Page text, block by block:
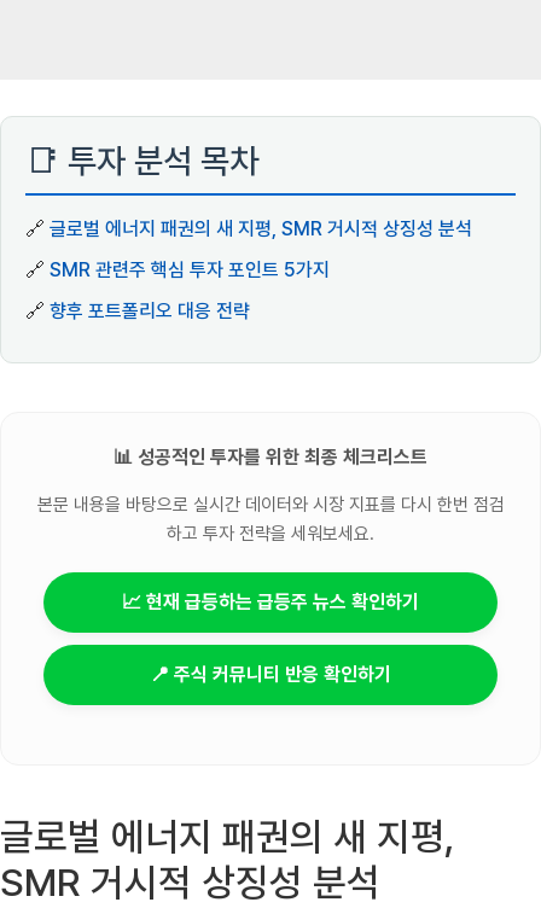
📑 투자 분석 목차
🔗 글로벌 에너지 패권의 새 지평, SMR 거시적 상징성 분석
🔗 SMR 관련주 핵심 투자 포인트 5가지
🔗 향후 포트폴리오 대응 전략
📊 성공적인 투자를 위한 최종 체크리스트
본문 내용을 바탕으로 실시간 데이터와 시장 지표를 다시 한번 점검
하고 투자 전략을 세워보세요.
📈 현재 급등하는 급등주 뉴스 확인하기
📍 주식 커뮤니티 반응 확인하기
글로벌 에너지 패권의 새 지평,
SMR 거시적 상징성 분석